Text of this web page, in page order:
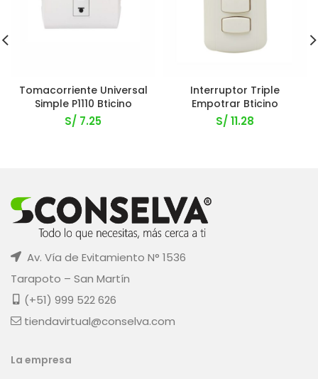
Tomacorriente Universal
Simple P1110 Bticino
S/ 7.25
Interruptor Triple
Empotrar Bticino
S/ 11.28
Av. Vía de Evitamiento N° 1536
Tarapoto – San Martín
(+51) 999 522 626
tiendavirtual@conselva.com
La empresa